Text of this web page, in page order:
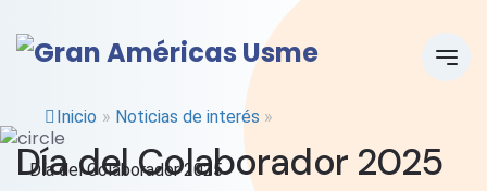
Inicio » Noticias de interés »
Día del Colaborador 2025
Día del Colaborador 2025